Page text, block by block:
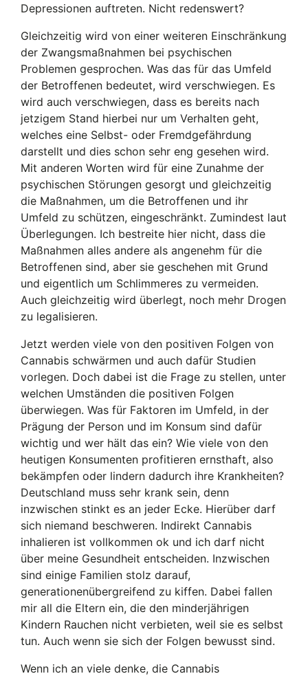
Depressionen auftreten. Nicht redenswert?
Gleichzeitig wird von einer weiteren Einschränkung
der Zwangsmaßnahmen bei psychischen
Problemen gesprochen. Was das für das Umfeld
der Betroffenen bedeutet, wird verschwiegen. Es
wird auch verschwiegen, dass es bereits nach
jetzigem Stand hierbei nur um Verhalten geht,
welches eine Selbst- oder Fremdgefährdung
darstellt und dies schon sehr eng gesehen wird.
Mit anderen Worten wird für eine Zunahme der
psychischen Störungen gesorgt und gleichzeitig
die Maßnahmen, um die Betroffenen und ihr
Umfeld zu schützen, eingeschränkt. Zumindest laut
Überlegungen. Ich bestreite hier nicht, dass die
Maßnahmen alles andere als angenehm für die
Betroffenen sind, aber sie geschehen mit Grund
und eigentlich um Schlimmeres zu vermeiden.
Auch gleichzeitig wird überlegt, noch mehr Drogen
zu legalisieren.
Jetzt werden viele von den positiven Folgen von
Cannabis schwärmen und auch dafür Studien
vorlegen. Doch dabei ist die Frage zu stellen, unter
welchen Umständen die positiven Folgen
überwiegen. Was für Faktoren im Umfeld, in der
Prägung der Person und im Konsum sind dafür
wichtig und wer hält das ein? Wie viele von den
heutigen Konsumenten profitieren ernsthaft, also
bekämpfen oder lindern dadurch ihre Krankheiten?
Deutschland muss sehr krank sein, denn
inzwischen stinkt es an jeder Ecke. Hierüber darf
sich niemand beschweren. Indirekt Cannabis
inhalieren ist vollkommen ok und ich darf nicht
über meine Gesundheit entscheiden. Inzwischen
sind einige Familien stolz darauf,
generationenübergreifend zu kiffen. Dabei fallen
mir all die Eltern ein, die den minderjährigen
Kindern Rauchen nicht verbieten, weil sie es selbst
tun. Auch wenn sie sich der Folgen bewusst sind.
Wenn ich an viele denke, die Cannabis